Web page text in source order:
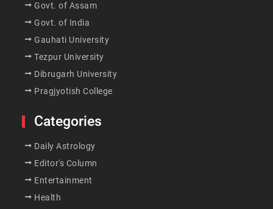
Govt. of Assam
Govt. of India
Gauhati University
Tezpur University
Dibrugarh University
Pragjyotish College
Categories
Daily Astrology
Editor's Column
Entertainment
Health